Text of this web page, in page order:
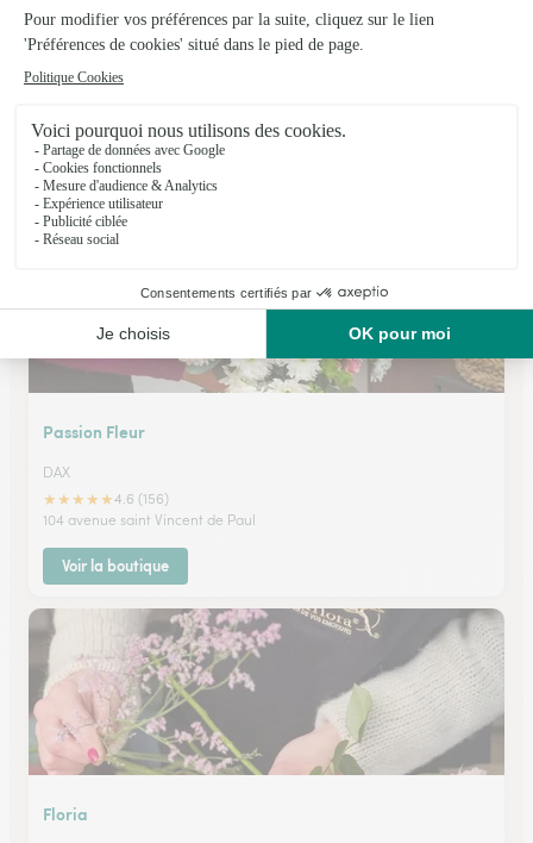
Chlorophylle
Saint Paul les Dax
203, avenue de la Résistance
Voir la boutique
Passion Fleur
DAX
★★★★★4.6 (156)
104 avenue saint Vincent de Paul
Voir la boutique
Floria